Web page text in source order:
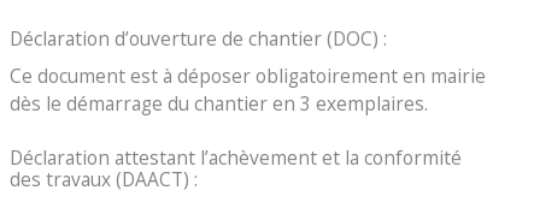
Déclaration d’ouverture de chantier (DOC) :
Ce document est à déposer obligatoirement en mairie
dès le démarrage du chantier en 3 exemplaires.
Déclaration attestant l’achèvement et la conformité
des travaux (DAACT) :